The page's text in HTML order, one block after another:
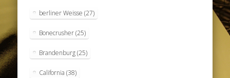
berliner Weisse (27)
Bonecrusher(25)
Brandenburg(25)
California (38)